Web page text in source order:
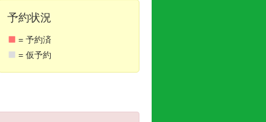
予約状況
= 予約済
= 仮予約